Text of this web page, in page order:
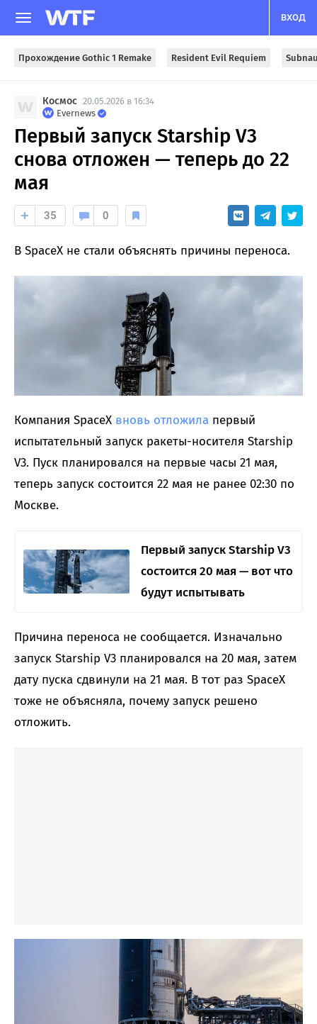
ВХОД
Прохождение Gothic 1 Remake Resident Evil Requiem
Космос 20.05.2026 в 16:34
Evernews
Первый запуск Starship V3
снова отложен — теперь до 22
мая
35 0
В SpaceX не стали объяснять причины переноса.
Компания SpaceX вновь отложила первый
испытательный запуск ракеты-носителя Starship
V3. Пуск планировался на первые часы 21 мая,
теперь запуск состоится 22 мая не ранее 02:30 по
Москве.
Первый запуск Starship V3
состоится 20 мая — вот что
будут испытывать
Причина переноса не сообщается. Изначально
запуск Starship V3 планировался на 20 мая, затем
дату пуска сдвинули на 21 мая. В тот раз SpaceX
тоже не объясняла, почему запуск решено
отложить.